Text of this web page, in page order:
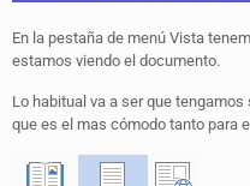
En la pestaña de menú Vista
estamos viendo el documento.
Lo habitual va a ser que
que es el mas cómodo tanto para